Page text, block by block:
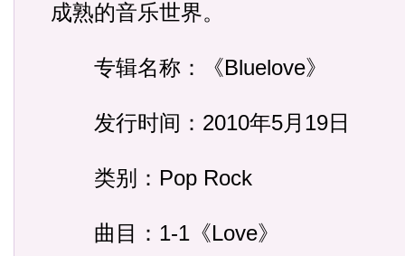
成熟的音乐世界。
专辑名称：《Bluelove》
发行时间：2010年5月19日
类别：Pop Rock
曲目：1-1《Love》